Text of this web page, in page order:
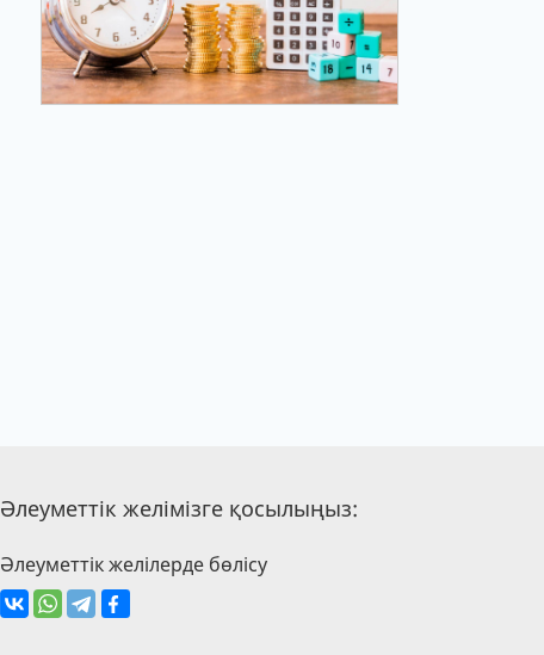
Әлеуметтік желімізге қосылыңыз:
Әлеуметтік желілерде бөлісу